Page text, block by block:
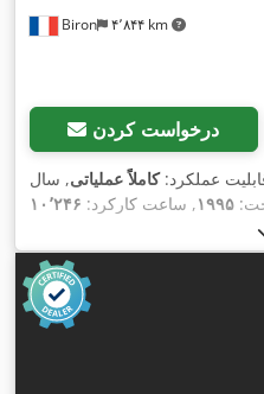
Biron ۴٬۸۴۴ km
درخواست کردن
عملکرد:کاملاً عملیاتی, سال
۱۹۹۵, ساعت کارکرد:
5022/